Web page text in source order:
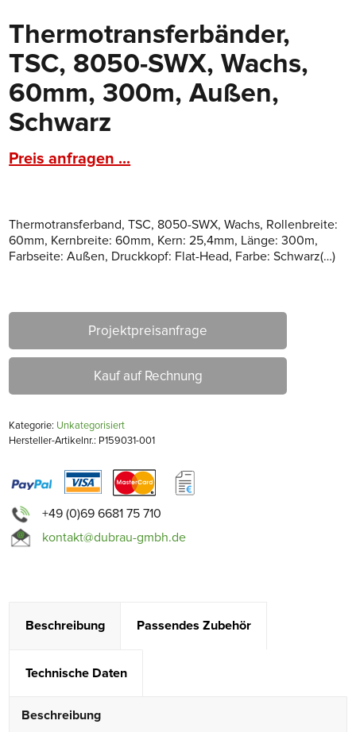
Thermotransferbänder,
TSC, 8050-SWX, Wachs,
60mm, 300m, Außen,
Schwarz
Preis anfragen ...
Thermotransferband, TSC, 8050-SWX, Wachs, Rollenbreite:
60mm, Kernbreite: 60mm, Kern: 25,4mm, Länge: 300m,
Farbseite: Außen, Druckkopf: Flat-Head, Farbe: Schwarz(…)
Projektpreisanfrage
Kauf auf Rechnung
Kategorie: Unkategorisiert
Hersteller-Artikelnr.: P159031-001
+49 (0)69 6681 75 710
kontakt@dubrau-gmbh.de
Beschreibung Passendes Zubehör
Technische Daten
Beschreibung